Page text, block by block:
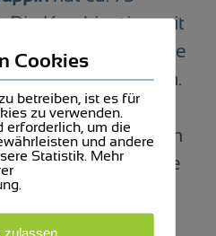
Die Kombination mit
über die heutige
war sehr gelungen.
über den
hat sowohl neue
Lieder
zum Tanzen
Cookies
betreiben, ist es für
zu verwenden.
erforderlich, um die
und andere
Statistik. Mehr
zulassen